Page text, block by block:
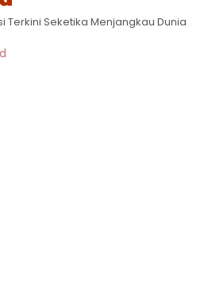
Terkini Seketika Menjangkau Dunia